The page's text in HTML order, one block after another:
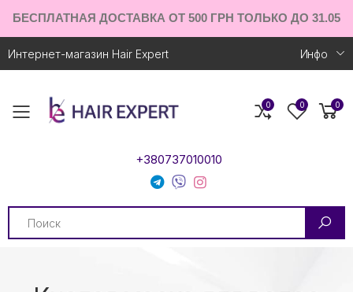
БЕСПЛАТНАЯ ДОСТАВКА ОТ 500 ГРН ТОЛЬКО ДО 31.05
Интернет-магазин Hair Expert Инфо
Toggle mobile menu
+380737010010
Search
0 0 0